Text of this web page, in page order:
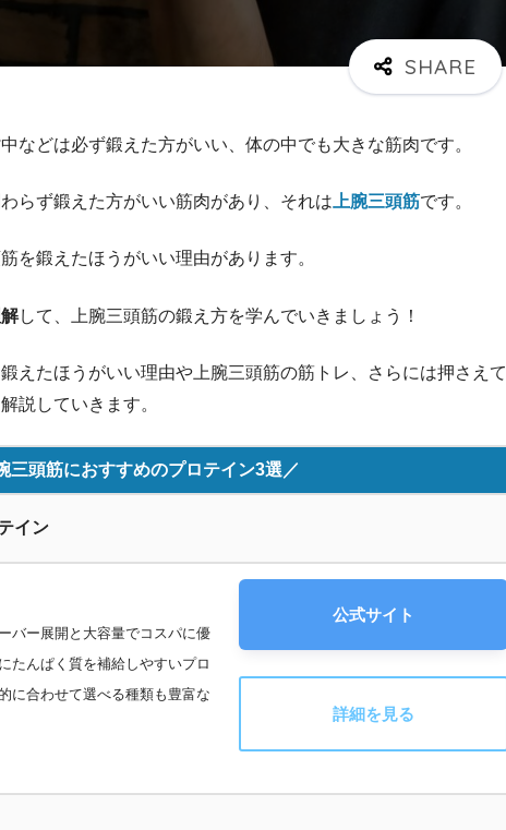
などは必ず鍛えた方がいい、体の中でも大きな筋肉です。
らず鍛えた方がいい筋肉があり、それは 上腕三頭筋です。
を鍛えたほうがいい理由があります。
して、上腕三頭筋の鍛え方を学んでいきましょう！
えたほうがいい理由や上腕三頭筋の筋トレ、さらには押さえて
説していきます。
三頭筋におすすめのプロテイン3選／
イン
バー展開と大容量でコスパに優
たんぱく質を補給しやすいプロ
に合わせて選べる種類も豊富な
公式サイト
詳細を見る